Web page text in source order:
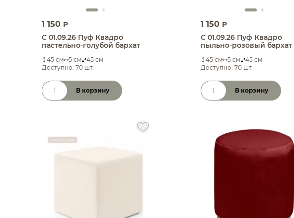
1 150 P
С 01.09.26 Пуф Квадро
пастельно-голубой бархат
45 см 5 см
45 см
Доступно: 70 шт.
Количество товара
В корзину
1 150 P
С 01.09.26 Пуф Квадро
пыльно-розовый бархат
45 см 5 см
45 см
Доступно: 70 шт.
Количество товара
В корзину